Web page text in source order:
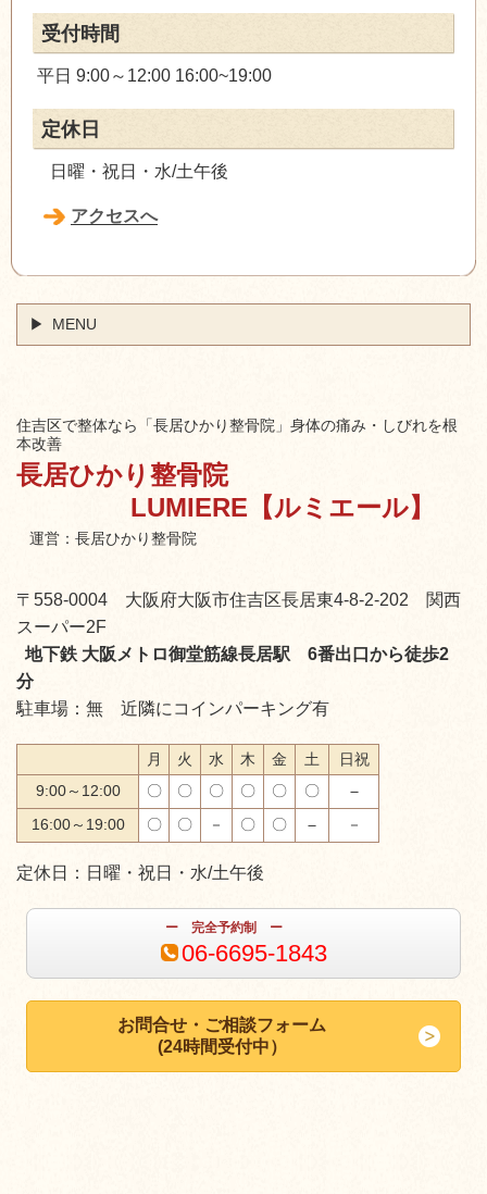
受付時間
平日 9:00～12:00 16:00~19:00
定休日
日曜・祝日・水/土午後
アクセスへ
MENU
住吉区で整体なら「長居ひかり整骨院」身体の痛み・しびれを根
本改善
長居ひかり整骨院
LUMIERE【ルミエール】
運営：長居ひかり整骨院
〒558-0004 大阪府大阪市住吉区長居東4-8-2-202 関西
スーパー2F
地下鉄 大阪メトロ御堂筋線長居駅 6番出口から徒歩2
分
駐車場：無 近隣にコインパーキング有
月 火 水 木 金 土
日祝
9:00～12:00
〇 〇 〇 〇 〇 〇 －
16:00～19:00 〇 〇 － 〇 〇 － －
定休日：日曜・祝日・水/土午後
ー 完全予約制 ー
06-6695-1843
お問合せ・ご相談フォーム
(24時間受付中）